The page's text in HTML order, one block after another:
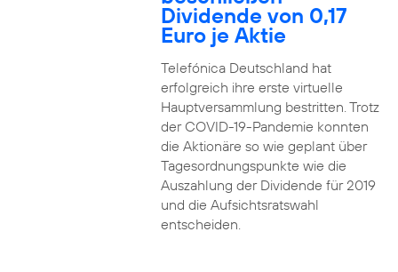
Dividende von 0,17
Euro je Aktie
Telefónica Deutschland hat
erfolgreich ihre erste virtuelle
Hauptversammlung bestritten. Trotz
der COVID-19-Pandemie konnten
die Aktionäre so wie geplant über
Tagesordnungspunkte wie die
Auszahlung der Dividende für 2019
und die Aufsichtsratswahl
entscheiden.